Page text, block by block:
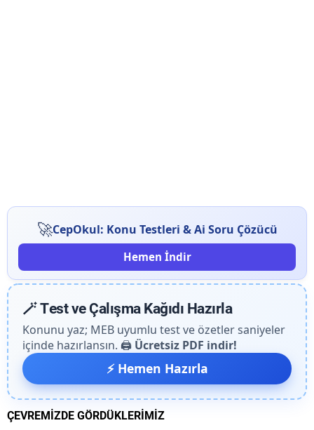
🚀CepOkul: Konu Testleri & Ai Soru Çözücü
Hemen İndir
🪄 Test ve Çalışma Kağıdı Hazırla
Konunu yaz; MEB uyumlu test ve özetler saniyeler
içinde hazırlansın. 🖨️ Ücretsiz PDF indir!
⚡ Hemen Hazırla
ÇEVREMİZDE GÖRDÜKLERİMİZ